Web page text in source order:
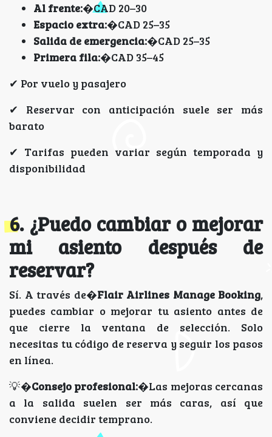
Al frente:�CAD 20–30
Espacio extra:�CAD 25–35
Salida de emergencia:�CAD 25–35
Primera fila:�CAD 35–45
✔ Por vuelo y pasajero
✔ Reservar con anticipación suele ser más
barato
✔ Tarifas pueden variar según temporada y
disponibilidad
6. ¿Puedo cambiar o mejorar
mi asiento después de
reservar?
Sí. A través de�Flair Airlines Manage Booking,
puedes cambiar o mejorar tu asiento antes de
que cierre la ventana de selección. Solo
necesitas tu código de reserva y seguir los pasos
en línea.
💡�Consejo profesional:�Las mejoras cercanas
a la salida suelen ser más caras, así que
conviene decidir temprano.